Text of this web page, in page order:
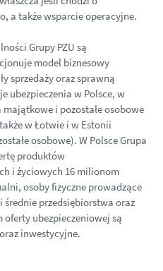
a także wsparcie operacyjne.
Grupy PZU są
model biznesowy
sprzedaży oraz sprawną
ubezpieczenia w Polsce, w
i pozostałe osobowe
w Łotwie i w Estonii
osobowe). W Polsce Grupa
produktów
i życiowych 16 milionom
osoby fizyczne prowadzące
średnie przedsiębiorstwa oraz
oferty ubezpieczeniowej są
inwestycyjne.